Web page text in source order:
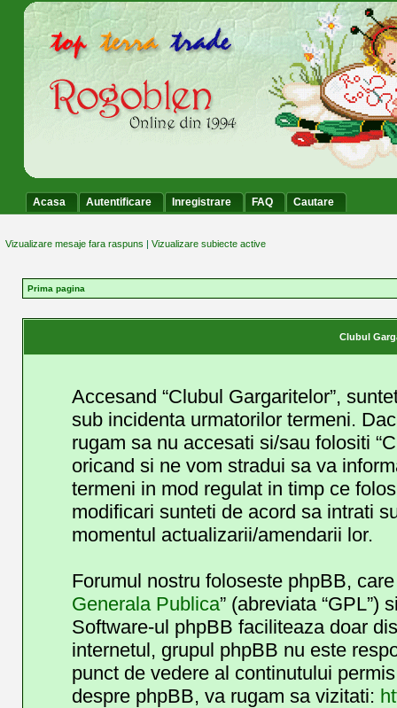
Acasa Autentificare Inregistrare FAQ Cautare
Vizualizare mesaje fara raspuns | Vizualizare subiecte active
Prima pagina
Clubul
Accesand “Clubul Gargaritelor”,
sub incidenta urmatorilor termeni.
rugam sa nu accesati si/sau folositi
oricand si ne vom stradui sa va
termeni in mod regulat in timp ce
modificari sunteti de acord sa intrati
momentul actualizarii/amendarii lor.
Forumul nostru foloseste phpBB,
Generala Publica” (abreviata
Software-ul phpBB faciliteaza doar
internetul, grupul phpBB nu este
punct de vedere al continutului
despre phpBB, va rugam sa vizitati: